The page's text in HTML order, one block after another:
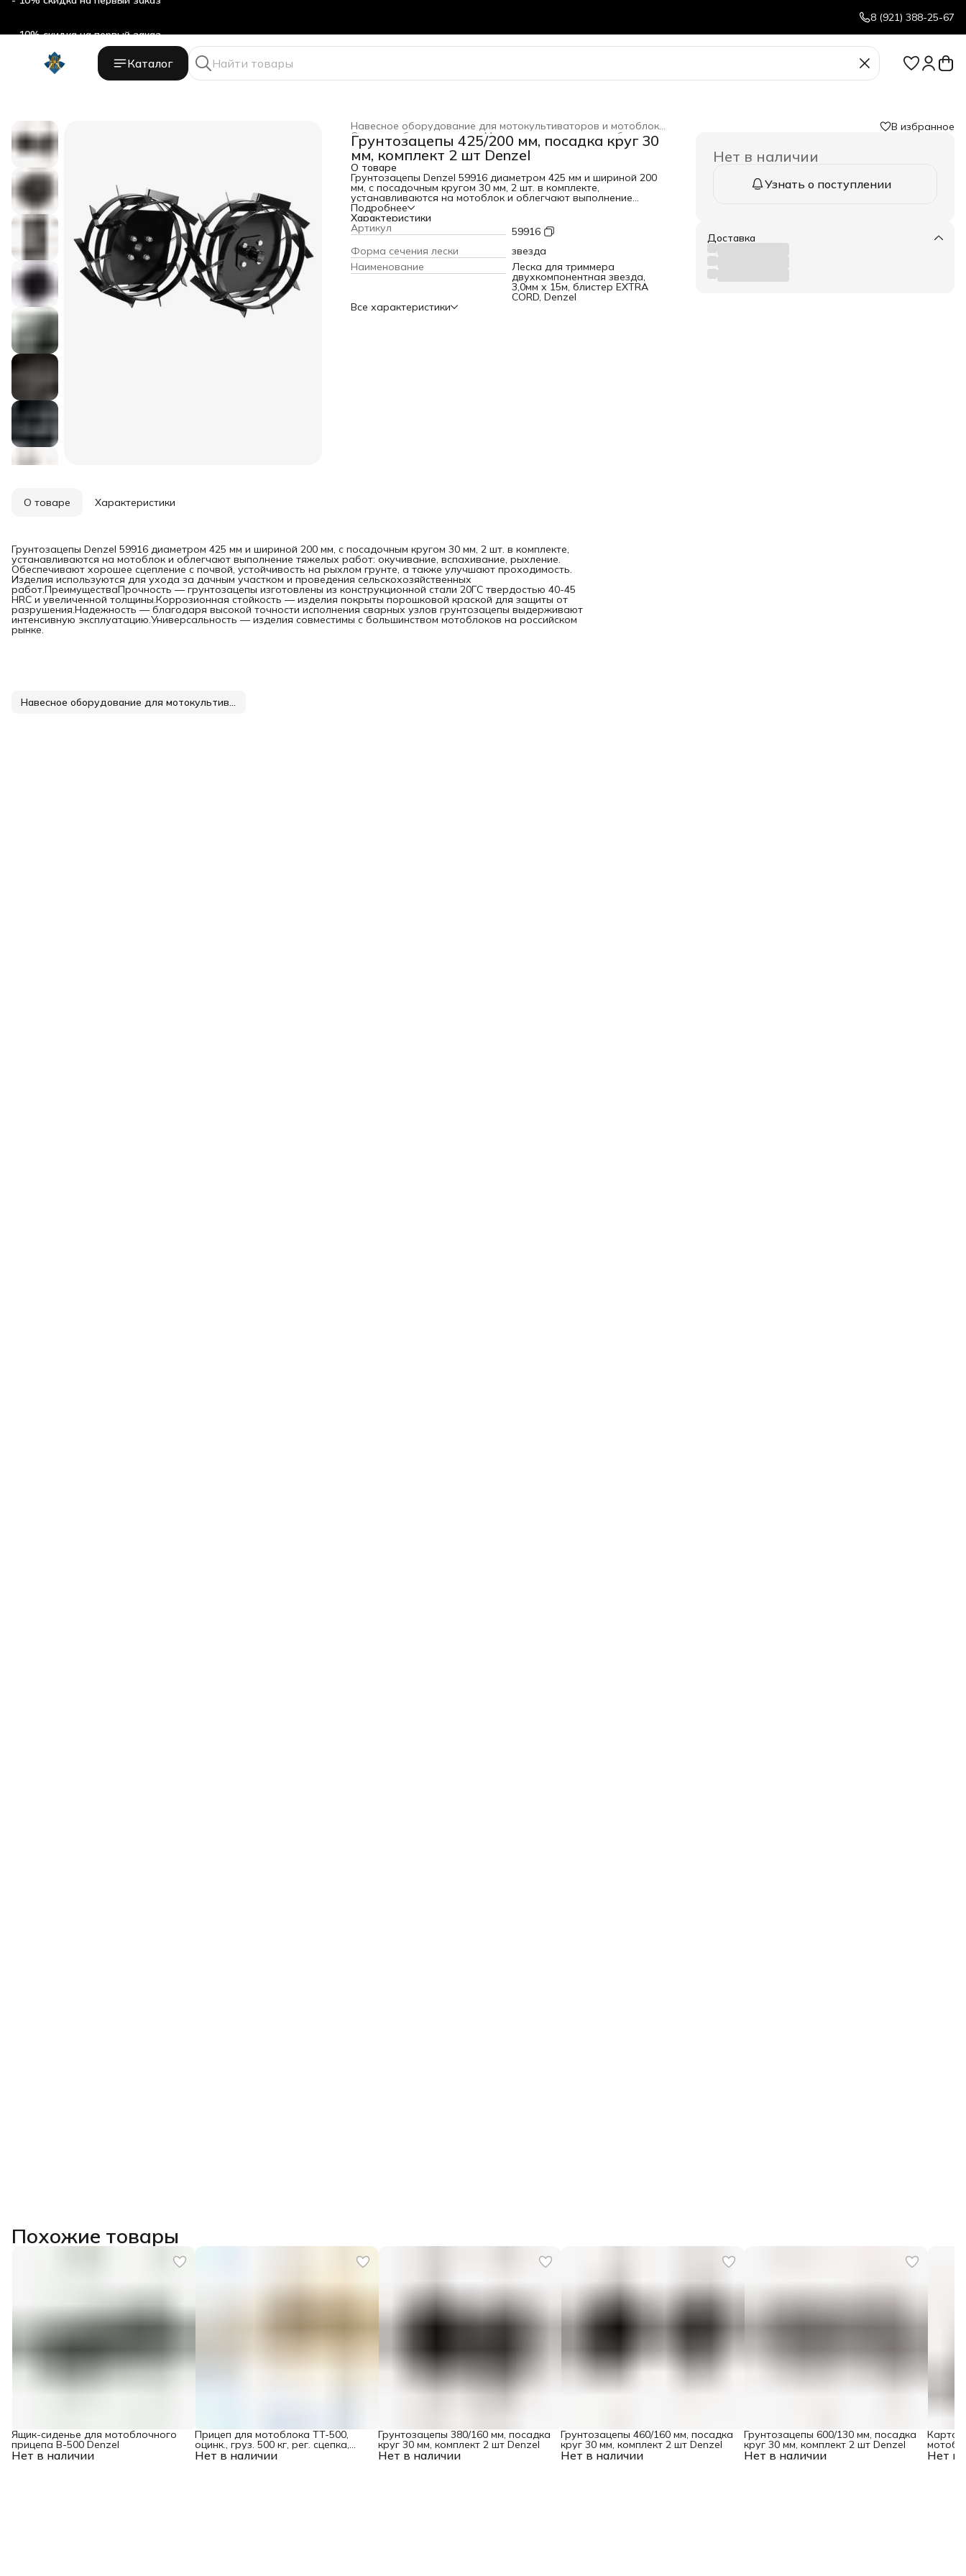
8 (921) 388-25-67
Каталог
Навесное оборудование для мотокультиваторов и мотоблоков
Мотокультиваторы и мотоблоки ›
Силовое оборудование ›
Главная ›
Грунтозацепы 425/200 мм, посадка круг 30
мм, комплект 2 шт Denzel
О товаре
Грунтозацепы Denzel 59916 диаметром 425 мм и шириной 200
мм, с посадочным кругом 30 мм, 2 шт. в комплекте,
устанавливаются на мотоблок и облегчают выполнение
тяжелых работ: окучивание, вспахивание, рыхление.
Обеспечивают хорошее сцепление с почвой, устойчивость на
рыхлом грунте, а также улучшают проходимость. Изделия
используются для ухода за дачным участком и проведения
сельскохозяйственных работ.ПреимуществаПрочность —
грунтозацепы изготовлены из конструкционной стали 20ГС
твердостью 40-45 HRC и увеличенной толщины.Коррозионная
стойкость — изделия покрыты порошковой краской для
защиты от разрушения.Надежность — благодаря высокой
точности исполнения сварных узлов грунтозацепы
выдерживают интенсивную эксплуатацию.Универсальность —
Подробнее
Характеристики
Артикул
59916
Форма сечения лески
звезда
Наименование
Леска для триммера
двухкомпонентная звезда,
3,0мм х 15м, блистер EXTRA
CORD, Denzel
Все характеристики
В избранное
Нет в наличии
Узнать о поступлении
Доставка
О товаре Характеристики
Грунтозацепы Denzel 59916 диаметром 425 мм и шириной 200 мм, с посадочным кругом 30 мм, 2 шт. в комплекте,
устанавливаются на мотоблок и облегчают выполнение тяжелых работ: окучивание, вспахивание, рыхление.
Обеспечивают хорошее сцепление с почвой, устойчивость на рыхлом грунте, а также улучшают проходимость.
Изделия используются для ухода за дачным участком и проведения сельскохозяйственных
работ.ПреимуществаПрочность — грунтозацепы изготовлены из конструкционной стали 20ГС твердостью 40-45
HRC и увеличенной толщины.Коррозионная стойкость — изделия покрыты порошковой краской для защиты от
разрушения.Надежность — благодаря высокой точности исполнения сварных узлов грунтозацепы выдерживают
интенсивную эксплуатацию.Универсальность — изделия совместимы с большинством мотоблоков на российском
рынке.
Навесное оборудование для мотокультиваторов и мотоблоков
Похожие товары
Нет в наличии
Ящик-сиденье для мотоблочного
прицепа B-500 Denzel
Нет в наличии
Прицеп для мотоблока TT-500,
оцинк., груз. 500 кг, рег. сцепка,
колеса 4.00-10, в упаковке Denzel Нет в наличии
Грунтозацепы 380/160 мм, посадка
круг 30 мм, комплект 2 шт Denzel
Нет в наличии
Грунтозацепы 460/160 мм, посадка
круг 30 мм, комплект 2 шт Denzel
Нет в наличии
Грунтозацепы 600/130 мм, посадка
круг 30 мм, комплект 2 шт Denzel
Нет в